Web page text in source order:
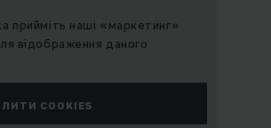
прийміть наші «маркетинг»
відображення даного
COOKIES